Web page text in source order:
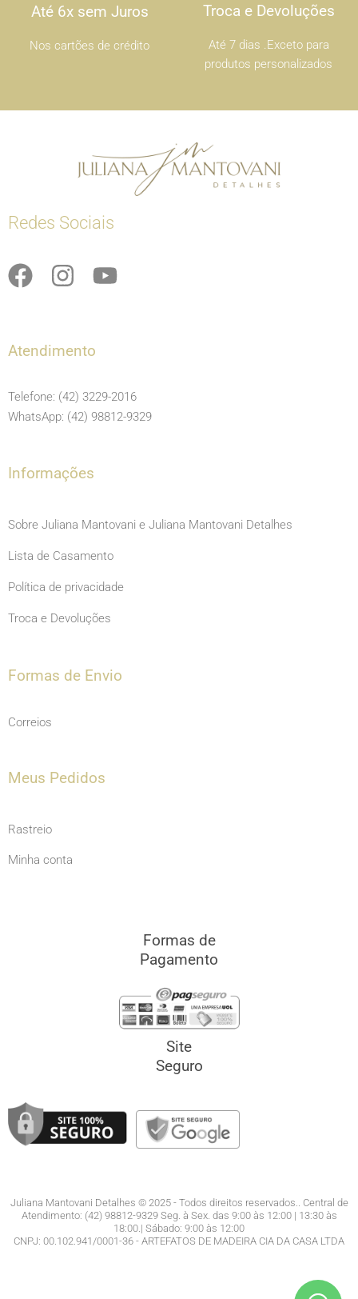
Até 6x sem Juros
Nos cartões de crédito
Troca e Devoluções
Até 7 dias .Exceto para
produtos personalizados
Redes Sociais
F
e
o
o
I
t
g
r
m
Y
b
e
Atendimento
Telefone: (42) 3229-2016
WhatsApp: (42) 98812-9329
Informações
Sobre Juliana Mantovani e Juliana Mantovani Detalhes
Lista de Casamento
Política de privacidade
Troca e Devoluções
Formas de Envio
Correios
Meus Pedidos
Rastreio
Minha conta
Formas de
Pagamento
Site
Seguro
Juliana Mantovani Detalhes © 2025 - Todos direitos reservados.. Central de
Atendimento: (42) 98812-9329 Seg. à Sex. das 9:00 às 12:00 | 13:30 às
18:00.| Sábado: 9:00 às 12:00
CNPJ: 00.102.941/0001-36 - ARTEFATOS DE MADEIRA CIA DA CASA LTDA